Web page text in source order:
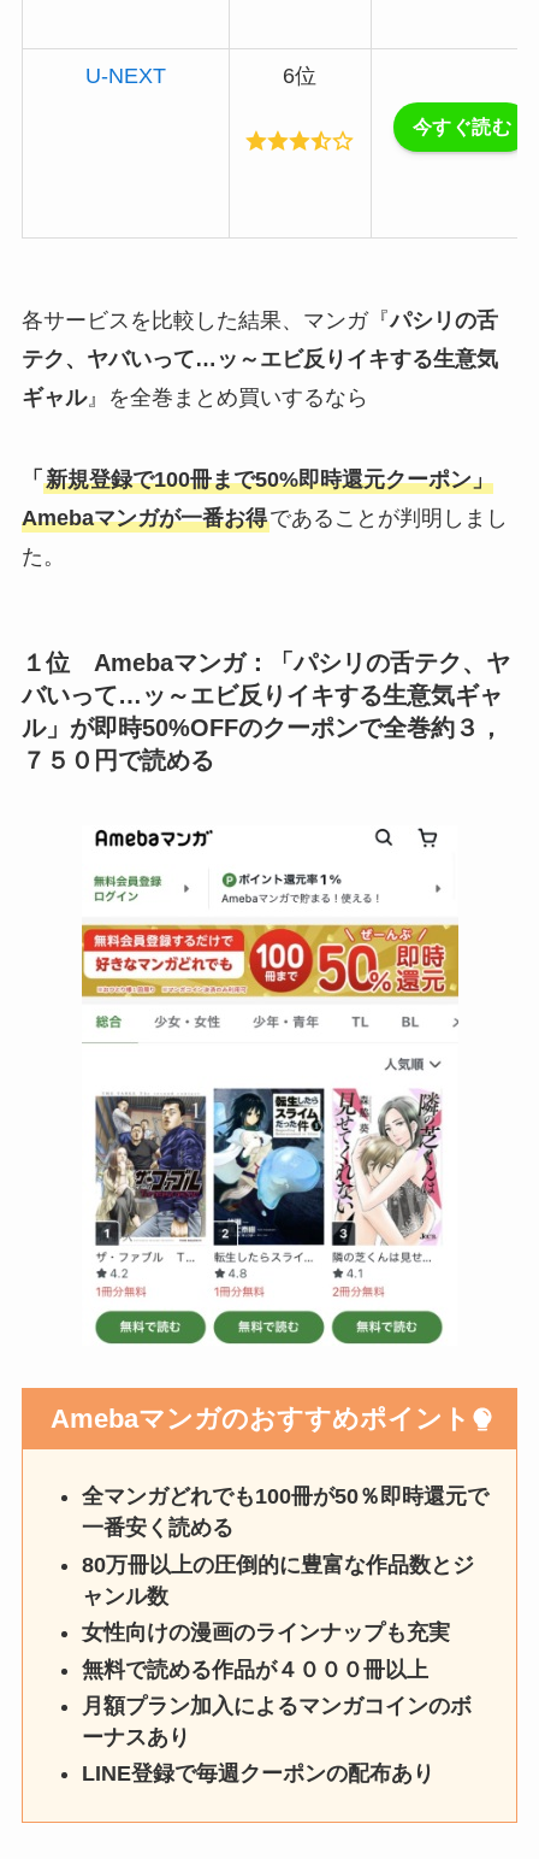
U-NEXT 6位
今すぐ読む
各サービスを比較した結果、マンガ『パシリの舌
テク、ヤバいって…ッ～エビ反りイキする生意気
ギャル』を全巻まとめ買いするなら
「 新規登録で100冊まで50%即時還元クーポン」
Amebaマンガが一番お得であることが判明しまし
た。
１位 Amebaマンガ：「パシリの舌テク、ヤ
バいって…ッ～エビ反りイキする生意気ギャ
ル」が即時50%OFFのクーポンで全巻約３，
７５０円で読める
Amebaマンガのおすすめポイント
全マンガどれでも100冊が50％即時還元で
一番安く読める
80万冊以上の圧倒的に豊富な作品数とジ
ャンル数
女性向けの漫画のラインナップも充実
無料で読める作品が４０００冊以上
月額プラン加入によるマンガコインのボ
ーナスあり
LINE登録で毎週クーポンの配布あり